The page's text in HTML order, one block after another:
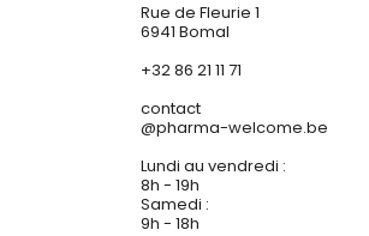
Rue de Fleurie 1
6941 Bomal
+32 86 21 11 71
contact
@pharma-welcome.be
Lundi au vendredi :
8h - 19h
Samedi :
9h - 18h